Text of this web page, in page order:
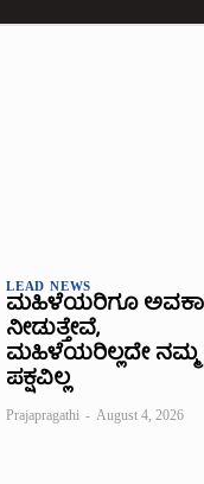
LEAD NEWS
ಮಹಿಳೆಯರಿಗೂ
ನೀಡುತ್ತೇವೆ,
ಮಹಿಳೆಯರಿಲ್ಲದೇ ನಮ್ಮ
ಪಕ್ಷವಿಲ್ಲ
Prajapragathi - August 4, 2026